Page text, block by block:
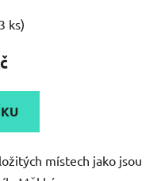
ks)
místech jako jsou